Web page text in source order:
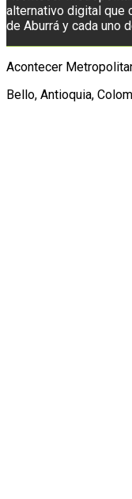
alternativo digital que
de Aburrá y cada uno
Acontecer
Bello, Antioquia,